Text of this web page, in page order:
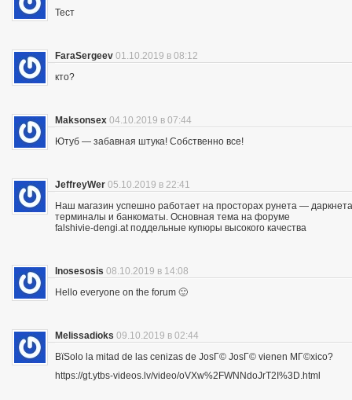
Тест
FaraSergeev 01.10.2019 в 08:12
кто?
Maksonsex 04.10.2019 в 07:44
Ютуб — забавная штука! Собственно все!
JeffreyWer 05.10.2019 в 22:41
Наш магазин успешно работает на просторах рунета —
терминалы и банкоматы. Основная тема на форуме
falshivie-dengi.at поддельные купюры высокого качества
Inosesosis 08.10.2019 в 14:08
Hello everyone on the forum 🙂
Melissadioks 09.10.2019 в 02:44
ВїSolo la mitad de las cenizas de JosГ© JosГ© vienen MГ©xico?
https://gt.ytbs-videos.lv/video/oVXw%2FWNNdoJrT2I%3D.html